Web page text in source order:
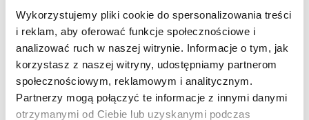
Wykorzystujemy pliki cookie do spersonalizowania treści
i reklam, aby oferować funkcje społecznościowe i
analizować ruch w naszej witrynie. Informacje o tym, jak
korzystasz z naszej witryny, udostępniamy partnerom
społecznościowym, reklamowym i analitycznym.
Partnerzy mogą połączyć te informacje z innymi danymi
otrzymanymi od Ciebie lub uzyskanymi podczas